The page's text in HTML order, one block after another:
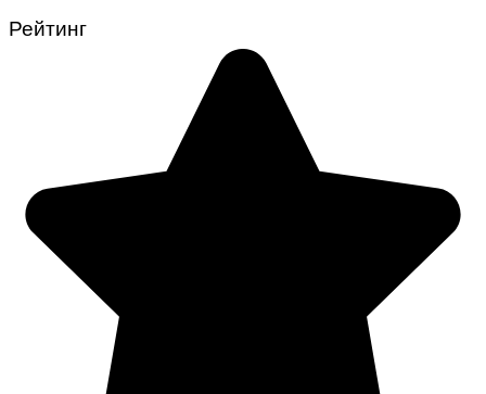
Рейтинг